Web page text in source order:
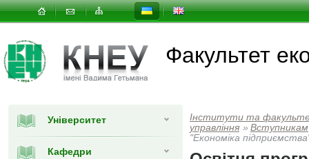
Факультет
Університет
Кафедри
Інститути та
управлiння » Вступникам
"Економіка